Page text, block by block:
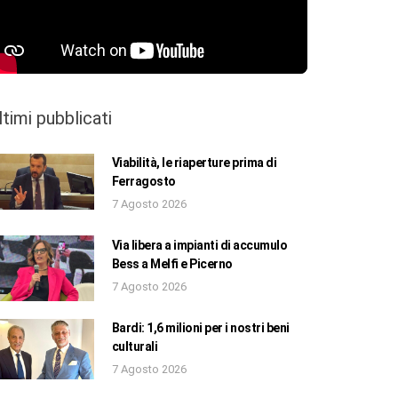
pubblicati
Viabilità, le riaperture prima di
Ferragosto
7 Agosto 2026
Via libera a impianti di accumulo
Bess a Melfi e Picerno
7 Agosto 2026
Bardi: 1,6 milioni per i nostri beni
culturali
7 Agosto 2026